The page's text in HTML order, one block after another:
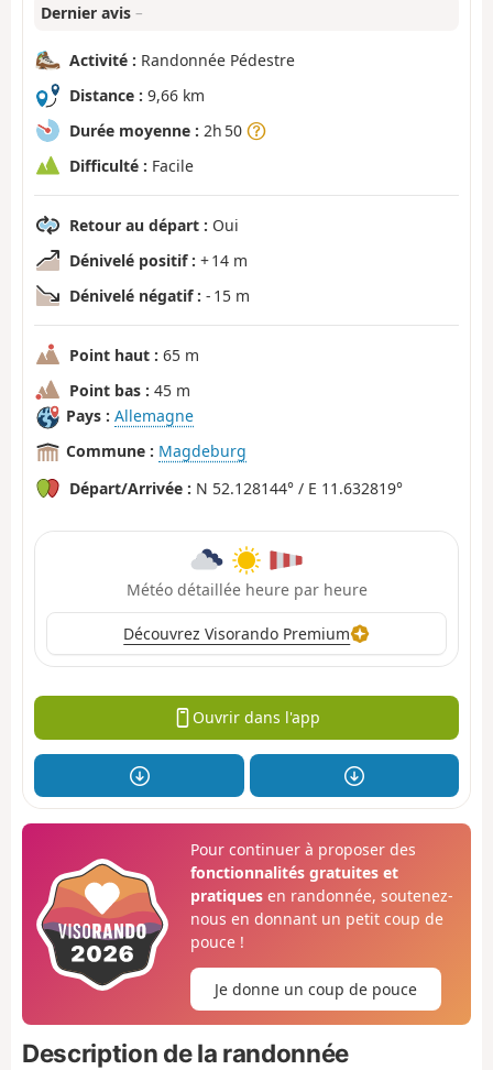
Dernier avis –
Activité : Randonnée Pédestre
Distance : 9,66 km
Durée moyenne : 2h 50
Difficulté : Facile
Retour au départ : Oui
Dénivelé positif : + 14 m
Dénivelé négatif : - 15 m
Point haut : 65 m
Point bas : 45 m
Pays : Allemagne
Commune : Magdeburg
Départ/Arrivée : N 52.128144° / E 11.632819°
Météo détaillée heure par heure
Découvrez Visorando Premium
Ouvrir dans l'app
Pour continuer à proposer des
fonctionnalités gratuites et
pratiquesen randonnée, soutenez-
nous en donnant un petit coup de
pouce !
Je donne un coup de pouce
Description de la randonnée